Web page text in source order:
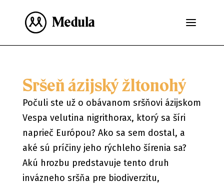
Sršeň ázijský žltonohý
Počuli ste už o obávanom sršňovi ázijskom
Vespa velutina nigrithorax, ktorý sa šíri
naprieč Európou? Ako sa sem dostal, a
aké sú príčiny jeho rýchleho šírenia sa?
Akú hrozbu predstavuje tento druh
invázneho sršňa pre biodiverzitu,